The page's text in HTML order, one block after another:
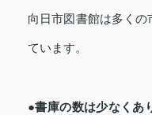
向日市図書館は多くの
ています。
●書庫の数は少なくあ